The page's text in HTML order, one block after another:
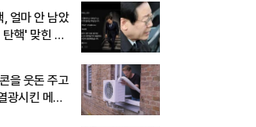
, 얼마 안 남았
핵' 맞힌 무
을 웃돈 주고
광시킨 메이